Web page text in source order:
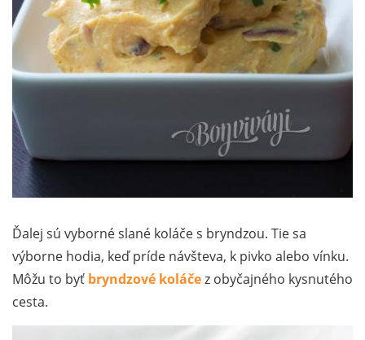
Ďalej sú vyborné slané koláče s bryndzou. Tie sa
výborne hodia, keď príde návšteva, k pivko alebo vínku.
Môžu to byť bryndzové koláčez obyčajného kysnutého
cesta.